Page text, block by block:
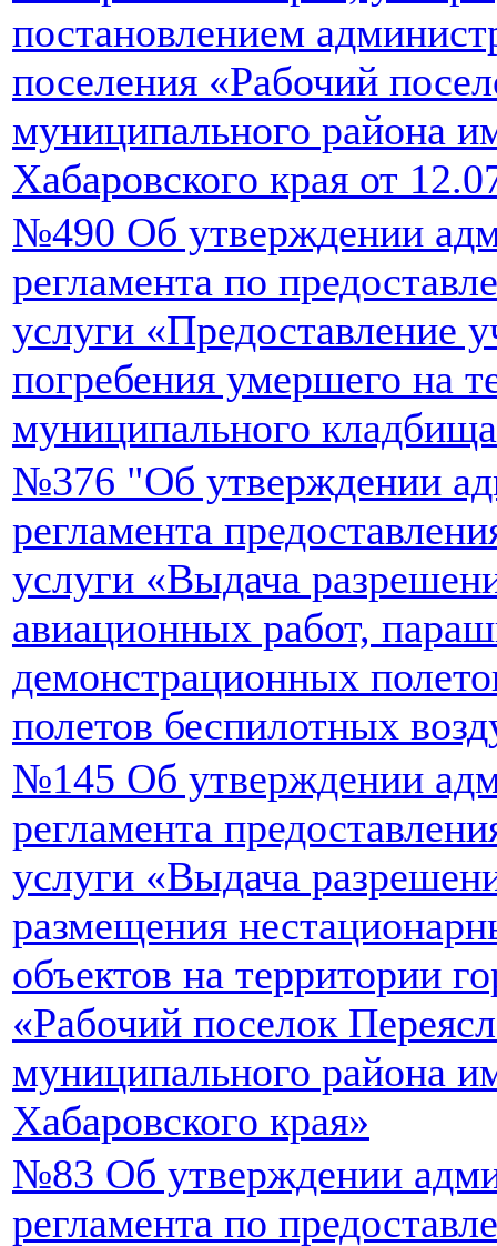
постановлением
поселения «Рабочий
муниципального района
Хабаровского края от
№490 Об утверждении
регламента по
услуги «Предоставление
погребения умершего на
муниципального
№376 "Об утверждении
регламента
услуги «Выдача
авиационных работ,
демонстрационных
полетов беспилотных
№145 Об утверждении
регламента
услуги «Выдача
размещения
объектов на территории
«Рабочий поселок
муниципального района
Хабаровского края»
№83 Об утверждении
регламента по